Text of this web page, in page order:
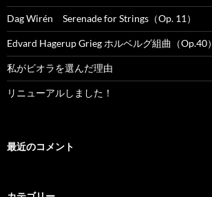
Dag Wirén Serenade for Strings（Op. 11）
Edvard Hagerup Grieg ホルベルグ組曲（Op.40）
私がビオラを選んだ理由
リニューアルしました！
最近のコメント